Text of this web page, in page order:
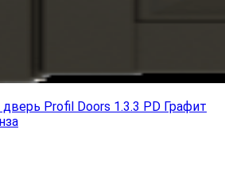
Profil Doors 1.3.3 PD Графит